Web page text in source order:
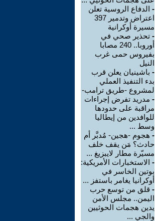
- الدفاع الروسية تعلن
اعتراض وتدمير 397
مسيرة أوكرانية
- تحذير صحي في
أوروبا.. 240 مصابا
بفيروس حمى غرب
النيل
- باشينيان يعلن قرب
بدء التنفيذ العملي
لمشروع -طريق ترامب-
- مدريد تفرض إجراءات
مراقبة على حدودها
للوافدين من إيطاليا
وسط ...
- هجوم -هجين- مُدبَّر أم
حادث؟ مَن يقف خلف
مسيّرة مطار لايبزيغ ...
- الاستخبارات الأمريكية:
بوتين الخاسر في
أوكرانيا يغامر باستفز ...
- قلق من توسع حرب
اليمن.. مجلس الأمن
يدين هجمات الحوثيين
والجي ...